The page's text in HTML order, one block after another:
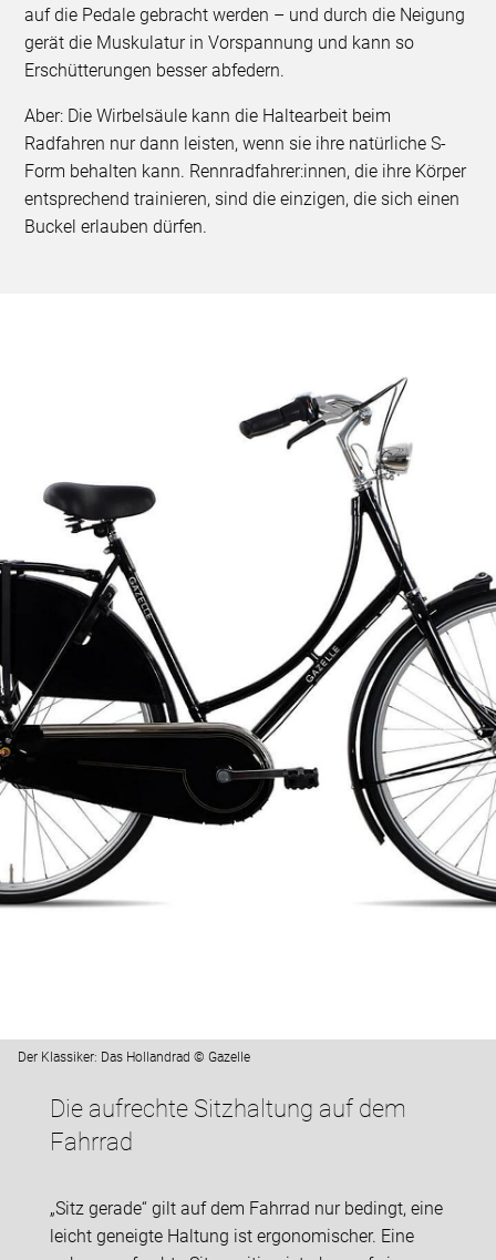
auf die Pedale gebracht werden – und durch die Neigung
gerät die Muskulatur in Vorspannung und kann so
Erschütterungen besser abfedern.
Aber: Die Wirbelsäule kann die Haltearbeit beim
Radfahren nur dann leisten, wenn sie ihre natürliche S-
Form behalten kann. Rennradfahrer:innen, die ihre Körper
entsprechend trainieren, sind die einzigen, die sich einen
Buckel erlauben dürfen.
Der Klassiker: Das Hollandrad © Gazelle
Die aufrechte Sitzhaltung auf dem
Fahrrad
„Sitz gerade“ gilt auf dem Fahrrad nur bedingt, eine
leicht geneigte Haltung ist ergonomischer. Eine